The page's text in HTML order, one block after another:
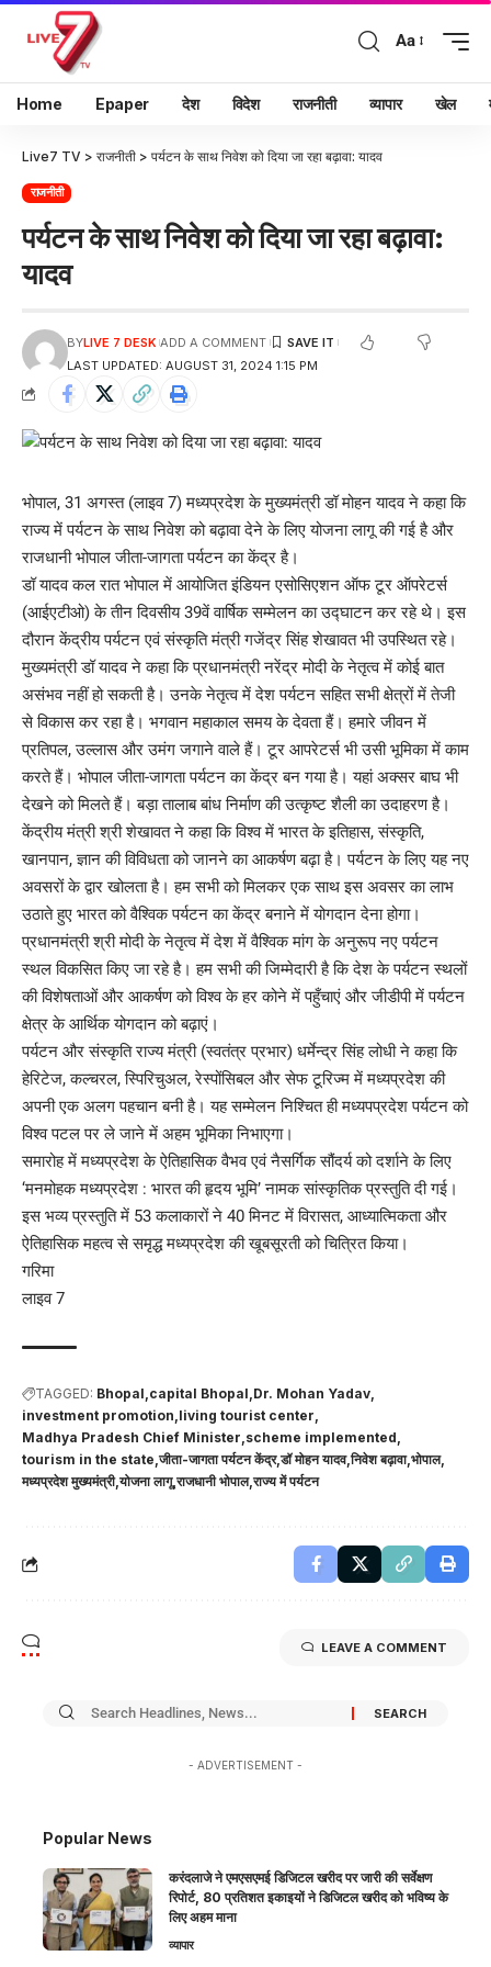
Aa
Home Epaper देश विदेश राजनीती व्यापार खेल
Live7 TV > राजनीती > पर्यटन के साथ निवेश को दिया जा रहा बढ़ावा: यादव
राजनीती
पर्यटन के साथ निवेश को दिया जा रहा बढ़ावा:
यादव
LAST UPDATED: AUGUST 31, 2024 1:15 PM
BYLIVE 7 DESK ADD A COMMENT
भोपाल, 31 अगस्त (लाइव 7) मध्यप्रदेश के मुख्यमंत्री डॉ मोहन यादव ने कहा कि
राज्य में पर्यटन के साथ निवेश को बढ़ावा देने के लिए योजना लागू की गई है और
राजधानी भोपाल जीता-जागता पर्यटन का केंद्र है।
डॉ यादव कल रात भोपाल में आयोजित इंडियन एसोसिएशन ऑफ टूर ऑपरेटर्स
(आईएटीओ) के तीन दिवसीय 39वें वार्षिक सम्मेलन का उद्घाटन कर रहे थे। इस
दौरान केंद्रीय पर्यटन एवं संस्कृति मंत्री गजेंद्र सिंह शेखावत भी उपस्थित रहे।
मुख्यमंत्री डॉ यादव ने कहा कि प्रधानमंत्री नरेंद्र मोदी के नेतृत्व में कोई बात
असंभव नहीं हो सकती है। उनके नेतृत्व में देश पर्यटन सहित सभी क्षेत्रों में तेजी
से विकास कर रहा है। भगवान महाकाल समय के देवता हैं। हमारे जीवन में
प्रतिपल, उल्लास और उमंग जगाने वाले हैं। टूर आपरेटर्स भी उसी भूमिका में काम
करते हैं। भोपाल जीता-जागता पर्यटन का केंद्र बन गया है। यहां अक्सर बाघ भी
देखने को मिलते हैं। बड़ा तालाब बांध निर्माण की उत्कृष्ट शैली का उदाहरण है।
केंद्रीय मंत्री श्री शेखावत ने कहा कि विश्व में भारत के इतिहास, संस्कृति,
खानपान, ज्ञान की विविधता को जानने का आकर्षण बढ़ा है। पर्यटन के लिए यह नए
अवसरों के द्वार खोलता है। हम सभी को मिलकर एक साथ इस अवसर का लाभ
उठाते हुए भारत को वैश्विक पर्यटन का केंद्र बनाने में योगदान देना होगा।
प्रधानमंत्री श्री मोदी के नेतृत्व में देश में वैश्विक मांग के अनुरूप नए पर्यटन
स्थल विकसित किए जा रहे है। हम सभी की जिम्मेदारी है कि देश के पर्यटन स्थलों
की विशेषताओं और आकर्षण को विश्व के हर कोने में पहुँचाएं और जीडीपी में पर्यटन
क्षेत्र के आर्थिक योगदान को बढ़ाएं।
पर्यटन और संस्कृति राज्य मंत्री (स्वतंत्र प्रभार) धर्मेन्द्र सिंह लोधी ने कहा कि
हेरिटेज, कल्चरल, स्पिरिचुअल, रेस्पोंसिबल और सेफ टूरिज्म में मध्यप्रदेश की
अपनी एक अलग पहचान बनी है। यह सम्मेलन निश्चित ही मध्यपप्रदेश पर्यटन को
विश्व पटल पर ले जाने में अहम भूमिका निभाएगा।
समारोह में मध्यप्रदेश के ऐतिहासिक वैभव एवं नैसर्गिक सौंदर्य को दर्शाने के लिए
‘मनमोहक मध्यप्रदेश : भारत की हृदय भूमि’ नामक सांस्कृतिक प्रस्तुति दी गई।
इस भव्य प्रस्तुति में 53 कलाकारों ने 40 मिनट में विरासत, आध्यात्मिकता और
ऐतिहासिक महत्व से समृद्ध मध्यप्रदेश की खूबसूरती को चित्रित किया।
गरिमा
लाइव 7
TAGGED: Bhopal capital Bhopal Dr. Mohan Yadav
investment promotion living tourist center
Madhya Pradesh Chief Minister scheme implemented
tourism in the state जीता-जागता पर्यटन केंद्र डॉ मोहन यादव निवेश बढ़ावा भोपाल
मध्यप्रदेश मुख्यमंत्री योजना लागू राजधानी भोपाल राज्य में पर्यटन
LEAVE A COMMENT
- ADVERTISEMENT -
Popular News
करंदलाजे ने एमएसएमई डिजिटल खरीद पर जारी की सर्वेक्षण
रिपोर्ट, 80 प्रतिशत इकाइयों ने डिजिटल खरीद को भविष्य के
लिए अहम माना
व्यापार